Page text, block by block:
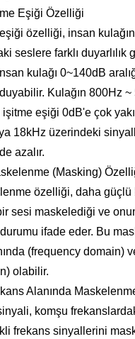
Eşiği Özelliği
özelliği, insan
seslere farklı duyarlılık
kulağı 0~140dB
Kulağın 800Hz
işitme eşiği 0dB'e çok
18kHz üzerindeki
azalır.
(Masking)
özelliği, daha güçlü
sesi maskelediği ve
ifade eder. Bu
(frequency domain)
olabilir.
Alanında
komşu
frekans sinyallerini